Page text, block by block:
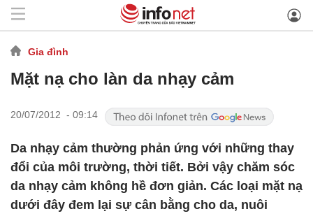
Gia đình
Mặt nạ cho làn da nhạy cảm
20/07/2012 - 09:14
Da nhạy cảm thường phản ứng với những thay
đổi của môi trường, thời tiết. Bởi vậy chăm sóc
da nhạy cảm không hề đơn giản. Các loại mặt nạ
dưới đây đem lại sự cân bằng cho da, nuôi